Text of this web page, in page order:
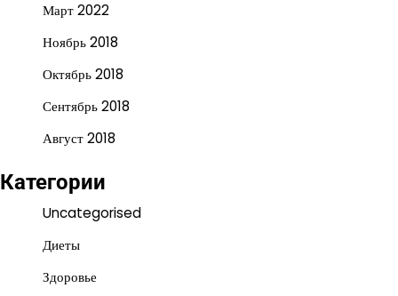
Март 2022
Ноябрь 2018
Октябрь 2018
Сентябрь 2018
Август 2018
Категории
Uncategorised
Диеты
Здоровье